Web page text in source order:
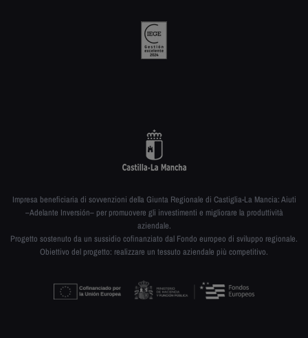
Impresa beneficiaria di sovvenzioni della Giunta Regionale di Castiglia-La Mancia: Aiuti
–Adelante Inversión– per promuovere gli investimenti e migliorare la produttività
aziendale.
Progetto sostenuto da un sussidio cofinanziato dal Fondo europeo di sviluppo regionale.
Obiettivo del progetto: realizzare un tessuto aziendale più competitivo.